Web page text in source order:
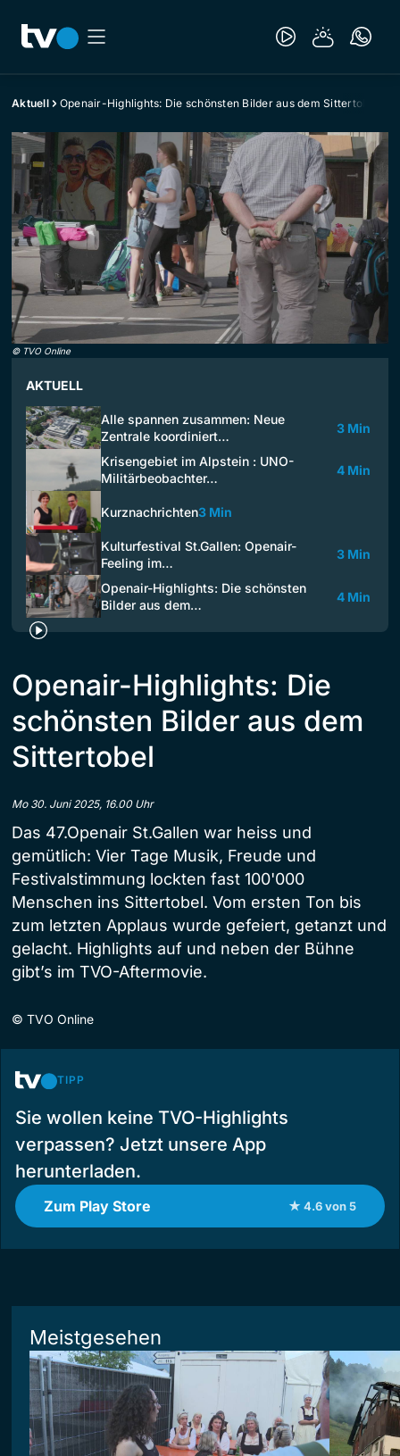
Aktuell Openair-Highlights: Die schönsten Bilder aus dem Sittertobel
© TVO Online
AKTUELL
Alle spannen zusammen: Neue
Zentrale koordiniert…
3 Min
Krisengebiet im Alpstein : UNO-
Militärbeobachter…
4 Min
Kurznachrichten3 Min
Kulturfestival St.Gallen: Openair-
Feeling im…
3 Min
Openair-Highlights: Die schönsten
Bilder aus dem…
4 Min
Openair-Highlights: Die
schönsten Bilder aus dem
Sittertobel
Mo 30. Juni 2025, 16.00 Uhr
Das 47.Openair St.Gallen war heiss und
gemütlich: Vier Tage Musik, Freude und
Festivalstimmung lockten fast 100'000
Menschen ins Sittertobel. Vom ersten Ton bis
zum letzten Applaus wurde gefeiert, getanzt und
gelacht. Highlights auf und neben der Bühne
gibt’s im TVO-Aftermovie.
© TVO Online
TIPP
Sie wollen keine TVO-Highlights
verpassen? Jetzt unsere App
herunterladen.
Zum Play Store ★ 4.6 von 5
Meistgesehen